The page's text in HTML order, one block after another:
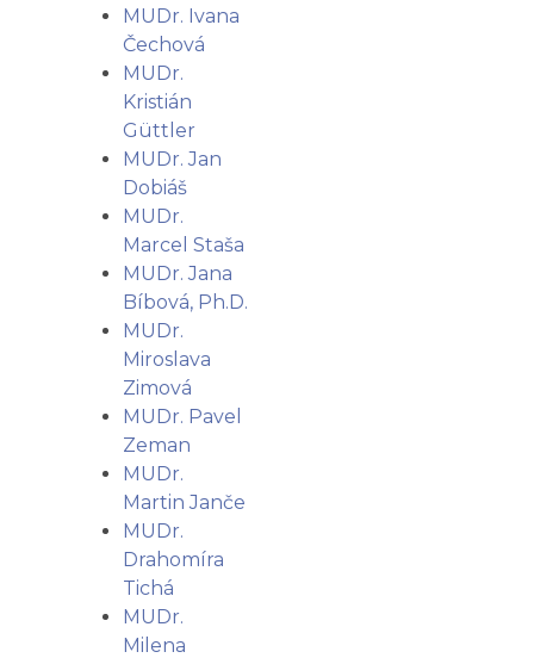
MUDr. Ivana
Čechová
MUDr.
Kristián
Güttler
MUDr. Jan
Dobiáš
MUDr.
Marcel Staša
MUDr. Jana
Bíbová, Ph.D.
MUDr.
Miroslava
Zimová
MUDr. Pavel
Zeman
MUDr.
Martin Janče
MUDr.
Drahomíra
Tichá
MUDr.
Milena